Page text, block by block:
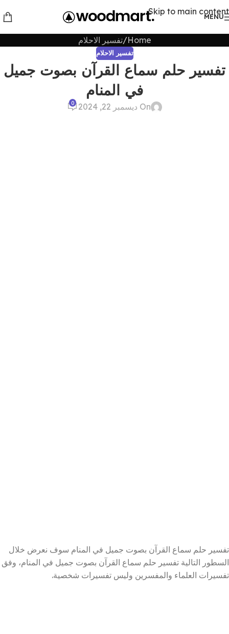
Skip to main content
MENU
Home تفسير الاحلام
تفسير الاحلام
تفسير حلم سماع القرآن بصوت جميل
في المنام
On ديسمبر 22, 2024 0
تفسير حلم سماع القرآن بصوت جميل في المنام سوف نعرض خلال
السطور التالية تفسير حلم سماع القرآن بصوت جميل في المنام، وفق
تفسيرات العلماء والمفسرين وليس تفسيرات شخصية.